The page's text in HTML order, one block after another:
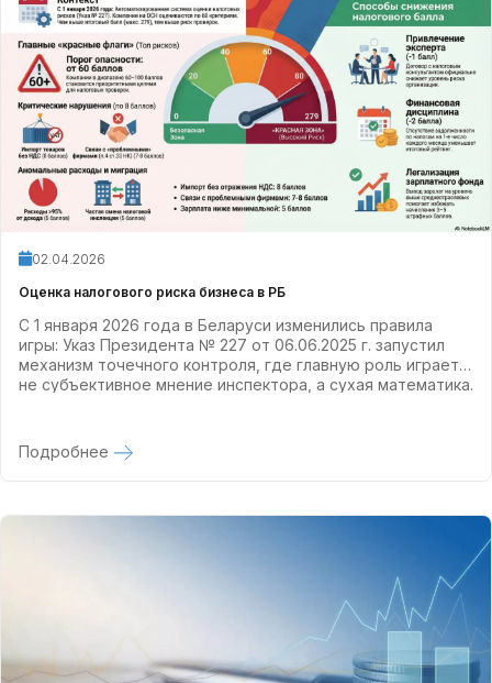
02.04.2026
Оценка налогового риска бизнеса в РБ
С 1 января 2026 года в Беларуси изменились правила
игры: Указ Президента № 227 от 06.06.2025 г. запустил
механизм точечного контроля, где главную роль играет
не субъективное мнение инспектора, а сухая математика.
Подробнее